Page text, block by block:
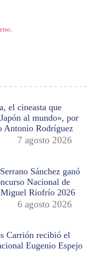
el cineasta que
al mundo», por
Antonio Rodríguez
7 agosto 2026
Sánchez ganó
Nacional de
Riofrío 2026
6 agosto 2026
Carrión recibió el
Eugenio Espejo
.